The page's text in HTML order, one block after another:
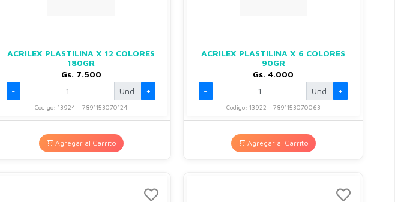
ACRILEX PLASTILINA X 12 COLORES
180GR
Gs. 7.500
-
Und. +
Codigo: 13924 - 7891153070124
Agregar al Carrito
ACRILEX PLASTILINA X 6 COLORES
90GR
Gs. 4.000
-
Und. +
Codigo: 13922 - 7891153070063
Agregar al Carrito